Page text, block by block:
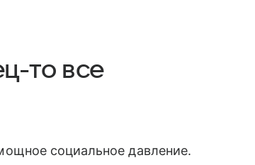
то все
социальное давление.